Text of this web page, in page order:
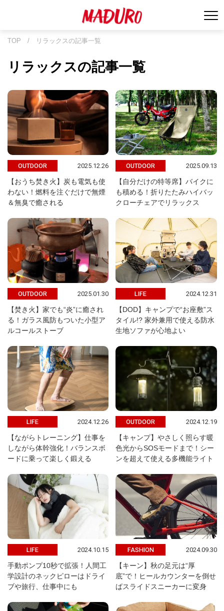
TOP / リラックスの記事一覧
リラックスの記事一覧
OUTDOOR 2025.12.26
【おうち焚き火】炭も電気も使
わない！燃料を注ぐだけで無煙
＆無臭で癒される
OUTDOOR 2025.09.13
【自分だけの特等席】バイクに
も積める！折りたたみハイバッ
クローチェアでリラックス
OUTDOOR 2025.01.30
【焚き火】家でも“炎”に癒され
る！ガラス風防もついた小型ア
ルコールストーブ
LIFE 2024.12.31
【DOD】キャンプで“お座敷”ス
タイル!? 家外兼用で使える防水
生地ソファが心地よい
LIFE 2024.12.26
【ながらトレーニング】仕事を
しながら体幹強化！バランスボ
ードに乗って楽しく鍛える
OUTDOOR 2024.12.19
【キャンプ】やさしく照らす暖
色光からSOSモードまで！シー
ンを超えて使える多機能ライト
LIFE 2024.10.15
手動ポンプ10秒で拡張！人間工
学設計のネックピローはドライ
ブや旅行、仕事中にも
FASHION 2024.09.30
【キーン】秋の足元は“厚
底”で！ヒールカウンターを倒せ
ばスライドスニーカーに変身